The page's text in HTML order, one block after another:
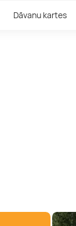
Dāvanu kartes